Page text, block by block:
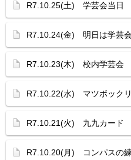
R7.10.25(土) 学芸会当日
R7.10.24(金) 明日は学芸
R7.10.23(木) 校内学芸会
R7.10.22(水) マツボック
R7.10.21(火) 九九カード
R7.10.20(月) コンパスの